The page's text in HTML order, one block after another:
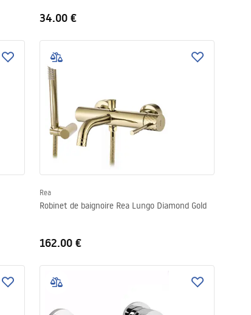
34.00 €
Rea
Robinet de baignoire Rea Lungo Diamond Gold
162.00 €